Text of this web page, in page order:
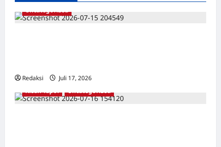
Uncategorized
Redaksi Juli 17, 2026
Kisah Tapol
Uncategorized